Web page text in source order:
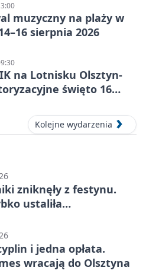
muzyczny na plaży w
sierpnia 2026
na Lotnisku Olsztyn-
święto 16
Kolejne wydarzenia
zniknęły z festynu.
ustaliła
i jedna opłata.
wracają do Olsztyna